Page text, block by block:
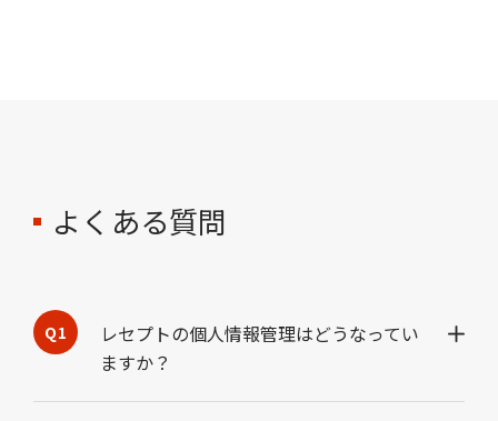
よくある質問
レセプトの個人情報管理はどうなってい
ますか？